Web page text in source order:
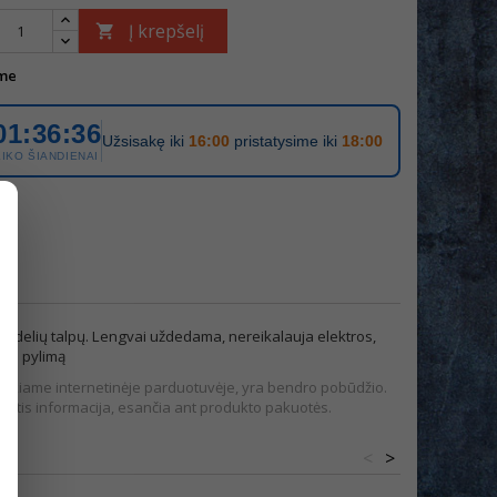
 Į krepšelį
ŠIANDIENAI
Užsisakę iki 16:00 pristatysime iki 18:00
talpų. Lengvai uždedama, nereikalauja elektros,
pylimą
internetinėje parduotuvėje, yra bendro pobūdžio.
informacija, esančia ant produkto pakuotės.
>